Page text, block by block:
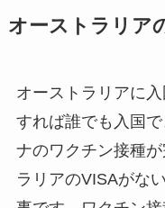
オーストラリア
オーストラリアに
すれば誰でも入国
ナのワクチン接種
ラリアのVISAがな